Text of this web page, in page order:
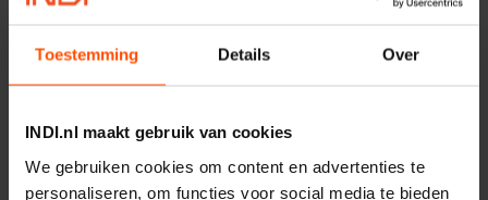
Toestemming Details Over
INDI.nl maakt gebruik van cookies
We gebruiken cookies om content en advertenties te
personaliseren, om functies voor social media te bieden
€ 219,68
Rotator CPR 5-01 50kN
4mm x Ø17mm